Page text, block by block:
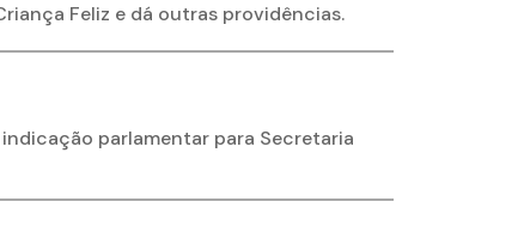
Feliz e dá outras providências.
parlamentar para Secretaria